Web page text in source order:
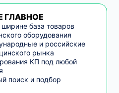
ГЛАВНОЕ
база товаров
оборудования
и российские
рынка
КП под любой
поиск и подбор